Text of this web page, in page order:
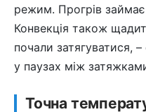
режим. Прогрів
Конвекція також
почали затягуватися,
у паузах між
Точна